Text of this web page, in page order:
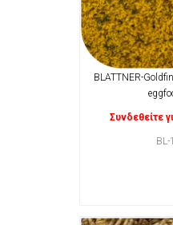
BLATTNER-
Συνδεθείτε